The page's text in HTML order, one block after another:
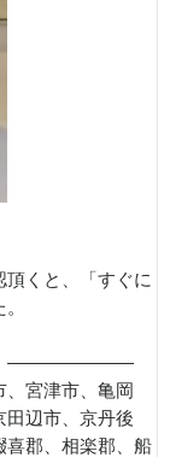
くと、「すぐに
】———————
宮津市、亀岡
田辺市、京丹後
喜郡、相楽郡、船